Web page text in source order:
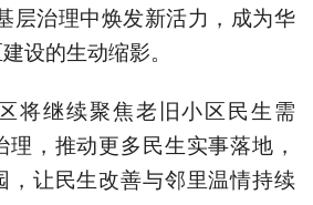
层治理中焕发新活力，成为华
设的生动缩影。
将继续聚焦老旧小区民生需
，推动更多民生实事落地，
，让民生改善与邻里温情持续